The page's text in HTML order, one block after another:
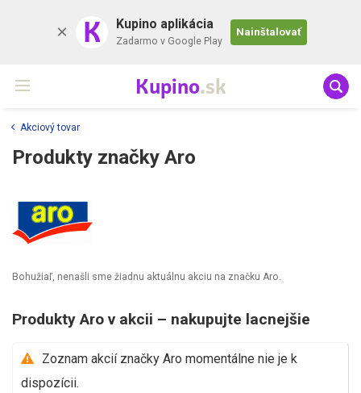
K Kupino aplikácia
Zadarmo v Google Play
Nainštalovať
Kupino.sk
Akciový tovar
Produkty značky Aro
Bohužiaľ, nenašli sme žiadnu aktuálnu akciu na značku Aro.
Produkty Aro v akcii – nakupujte lacnejšie
Zoznam akcií značky Aro momentálne nie je k
dispozícii.